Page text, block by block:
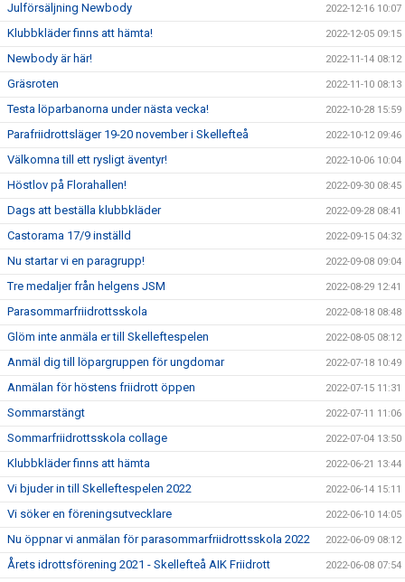
Julförsäljning Newbody 2022-12-16 10:07
Klubbkläder finns att hämta! 2022-12-05 09:15
Newbody är här! 2022-11-14 08:12
Gräsroten 2022-11-10 08:13
Testa löparbanorna under nästa vecka! 2022-10-28 15:59
Parafriidrottsläger 19-20 november i Skellefteå 2022-10-12 09:46
Välkomna till ett rysligt äventyr! 2022-10-06 10:04
Höstlov på Florahallen! 2022-09-30 08:45
Dags att beställa klubbkläder 2022-09-28 08:41
Castorama 17/9 inställd 2022-09-15 04:32
Nu startar vi en paragrupp! 2022-09-08 09:04
Tre medaljer från helgens JSM 2022-08-29 12:41
Parasommarfriidrottsskola 2022-08-18 08:48
Glöm inte anmäla er till Skelleftespelen 2022-08-05 08:12
Anmäl dig till löpargruppen för ungdomar 2022-07-18 10:49
Anmälan för höstens friidrott öppen 2022-07-15 11:31
Sommarstängt 2022-07-11 11:06
Sommarfriidrottsskola collage 2022-07-04 13:50
Klubbkläder finns att hämta 2022-06-21 13:44
Vi bjuder in till Skelleftespelen 2022 2022-06-14 15:11
Vi söker en föreningsutvecklare 2022-06-10 14:05
Nu öppnar vi anmälan för parasommarfriidrottsskola 2022 2022-06-09 08:12
Årets idrottsförening 2021 - Skellefteå AIK Friidrott 2022-06-08 07:54